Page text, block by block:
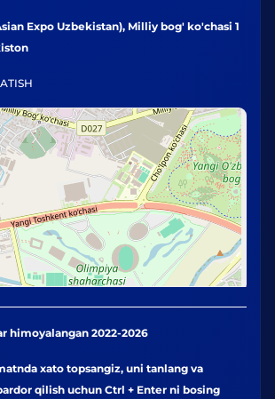
Expo Uzbekistan), Milliy bog' ko'chasi 1
himoyalangan 2022-2026
xato topsangiz, uni tanlang va
qilish uchun Ctrl + Enter ni bosing